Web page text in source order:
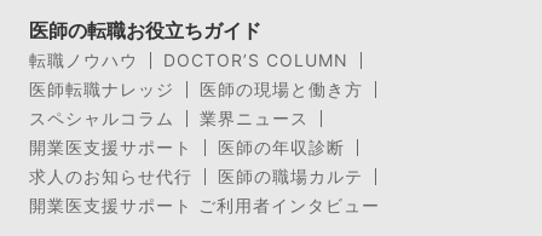
医師の転職お役立ちガイド
転職ノウハウ
DOCTOR’S COLUMN
医師転職ナレッジ
医師の現場と働き方
スペシャルコラム
業界ニュース
開業医支援サポート
医師の年収診断
求人のお知らせ代行
医師の職場カルテ
開業医支援サポート ご利用者インタビュー